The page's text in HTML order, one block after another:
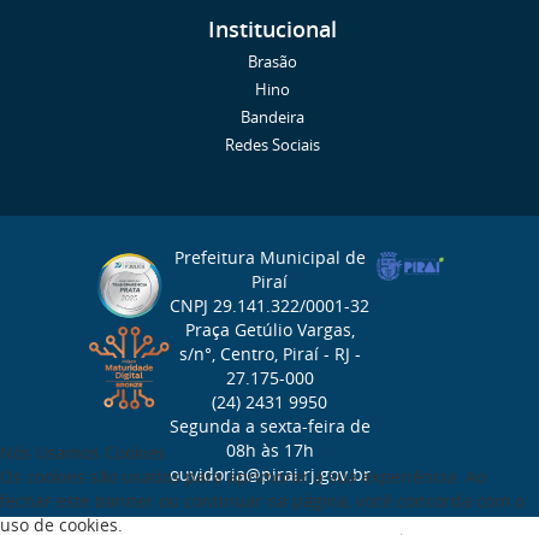
Institucional
Brasão
Hino
Bandeira
Redes Sociais
Prefeitura Municipal de
Piraí
CNPJ 29.141.322/0001-32
Praça Getúlio Vargas,
s/n°, Centro, Piraí - RJ -
27.175-000
(24) 2431 9950
Segunda a sexta-feira de
08h às 17h
ouvidoria@pirai.rj.gov.br
Nós Usamos Cookies
Os cookies são usados para aprimorar a sua experiência. Ao
fechar este banner ou continuar na página, você concorda com o
uso de cookies.